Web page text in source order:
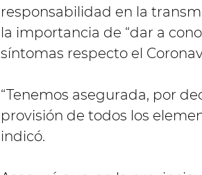
responsabilidad en la
la importancia de “dar a
síntomas respecto el
“Tenemos asegurada, por
provisión de todos los
indicó.